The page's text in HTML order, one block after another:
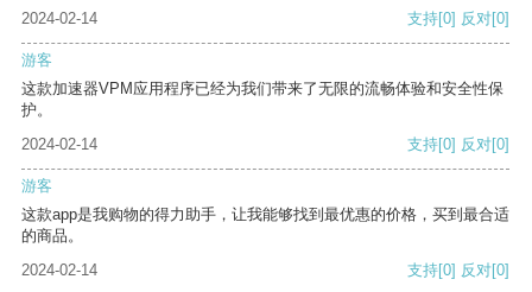
2024-02-14
支持[0] 反对[0]
游客
这款加速器VPM应用程序已经为我们带来了无限的流畅体验和安全性保
护。
2024-02-14
支持[0] 反对[0]
游客
这款app是我购物的得力助手，让我能够找到最优惠的价格，买到最合适
的商品。
2024-02-14
支持[0] 反对[0]